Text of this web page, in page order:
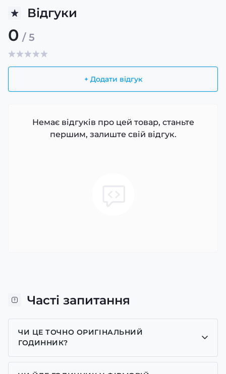
Відгуки
0 / 5
+ Додати відгук
Немає відгуків про цей товар, станьте
першим, залиште свій відгук.
Часті запитання
ЧИ ЦЕ ТОЧНО ОРИГІНАЛЬНИЙ
ГОДИННИК?
Так, усі годинники у нас лише оригінальні, ми є
представником багатьох брендів.